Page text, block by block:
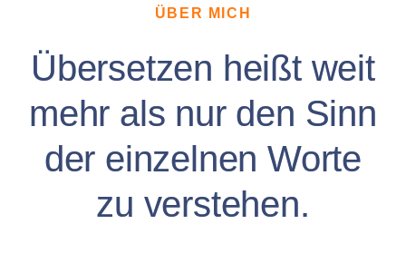
ÜBER MICH
Übersetzen heißt weit
mehr als nur den Sinn
der einzelnen Worte
zu verstehen.